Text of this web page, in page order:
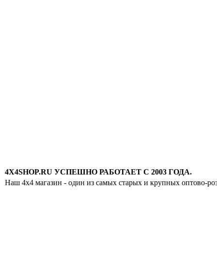
4X4SHOP.RU УСПЕШНО РАБОТАЕТ С 2003 ГОДА.
Наш 4x4 магазин - один из самых старых и крупных оптово-